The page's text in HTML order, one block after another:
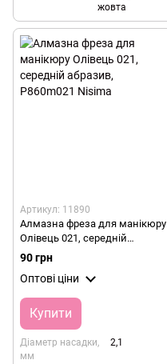
жовта
Артикул: 11890
Алмазна фреза для манікюру
Олівець 021, середній
абразив, P860m021 Nisima
90 грн
Оптові ціни
Купити
Діаметр насадки,
мм
2,1